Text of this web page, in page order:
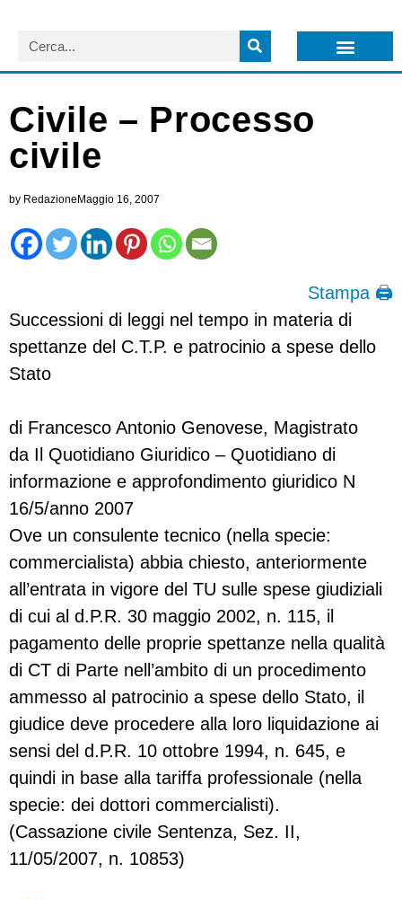
Civile – Processo
civile
by Redazione Maggio 16, 2007
Stampa 🖨
Successioni di leggi nel tempo in materia di
spettanze del C.T.P. e patrocinio a spese dello
Stato
di Francesco Antonio Genovese, Magistrato
da Il Quotidiano Giuridico – Quotidiano di
informazione e approfondimento giuridico N
16/5/anno 2007
Ove un consulente tecnico (nella specie:
commercialista) abbia chiesto, anteriormente
all’entrata in vigore del TU sulle spese giudiziali
di cui al d.P.R. 30 maggio 2002, n. 115, il
pagamento delle proprie spettanze nella qualità
di CT di Parte nell’ambito di un procedimento
ammesso al patrocinio a spese dello Stato, il
giudice deve procedere alla loro liquidazione ai
sensi del d.P.R. 10 ottobre 1994, n. 645, e
quindi in base alla tariffa professionale (nella
specie: dei dottori commercialisti).
(Cassazione civile Sentenza, Sez. II,
11/05/2007, n. 10853)